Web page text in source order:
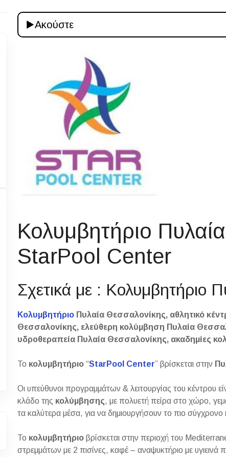
Ακούστε
Κολυμβητήριο
StarPool Center
Σχετικά με : Κολυμβητήριο
Κολυμβητήριο Πυλαία Θεσσαλονίκης, αθλητικό
Θεσσαλονίκης, ελεύθερη κολύμβηση Πυλαία
υδροθεραπεία Πυλαία Θεσσαλονίκης, ακαδημίες
Το κολυμβητήριο “StarPool Center” βρίσκεται στην
Οι υπεύθυνοι προγραμμάτων & λειτουργίας του κέντρου
κλάδο της κολύμβησης, με πολυετή πείρα στο χώρο,
τα καλύτερα μέσα, για να δημιουργήσουν το πιο σύγχρονο
Το κολυμβητήριο βρίσκεται στην περιοχή του
στρεμμάτων με 2 πισίνες, καφέ – αναψυκτήριο με